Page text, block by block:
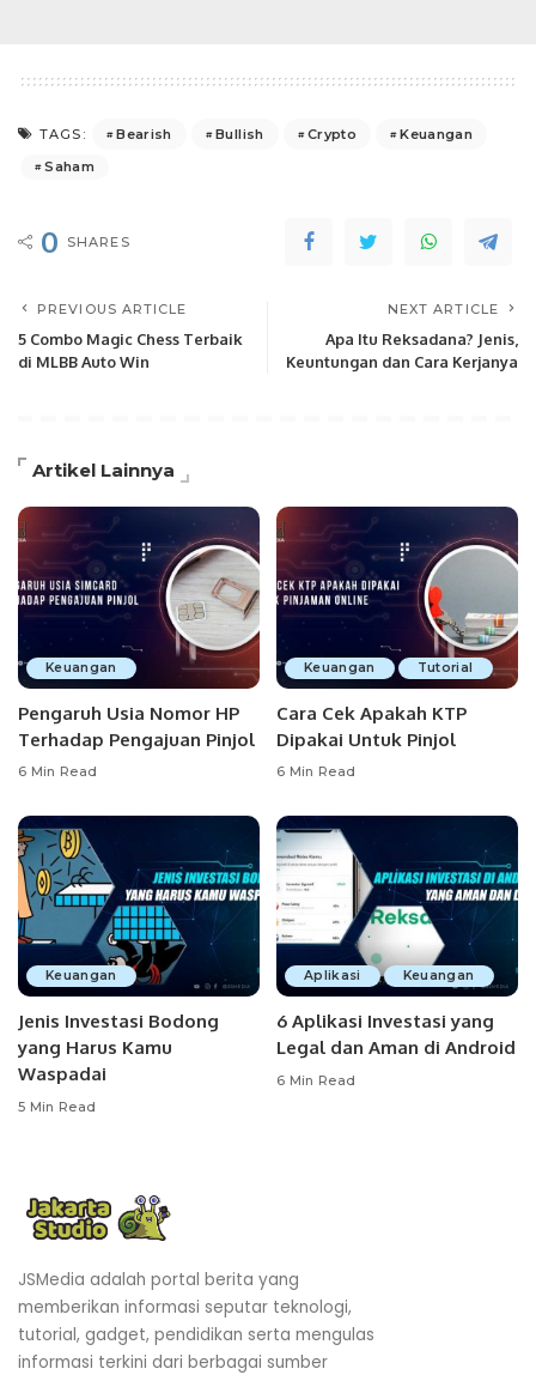
TAGS: Bearish Bullish Crypto
Keuangan
Saham
0 SHARES
PREVIOUS ARTICLE
5 Combo Magic Chess Terbaik
di MLBB Auto Win
NEXT ARTICLE
Apa Itu Reksadana? Jenis,
Keuntungan dan Cara Kerjanya
Artikel Lainnya
Keuangan
Pengaruh Usia Nomor HP
Terhadap Pengajuan Pinjol
6 Min Read
Keuangan Tutorial
Cara Cek Apakah KTP
Dipakai Untuk Pinjol
6 Min Read
Keuangan
Jenis Investasi Bodong
yang Harus Kamu
Waspadai
5 Min Read
Aplikasi Keuangan
6 Aplikasi Investasi yang
Legal dan Aman di Android
6 Min Read
JSMedia adalah portal berita yang
memberikan informasi seputar teknologi,
tutorial, gadget, pendidikan serta mengulas
informasi terkini dari berbagai sumber